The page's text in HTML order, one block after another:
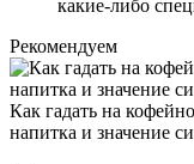
какие-либо
Рекомендуем
Как гадать на
напитка и значение